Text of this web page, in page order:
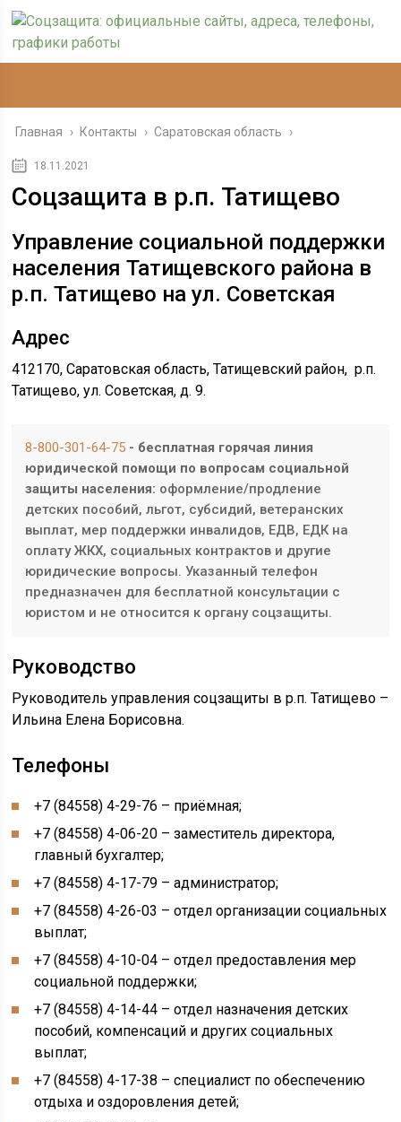
Главная › Контакты › Саратовская область ›
18.11.2021
Соцзащита в р.п. Татищево
Управление социальной поддержки
населения Татищевского района в
р.п. Татищево на ул. Советская
Адрес
412170, Саратовская область, Татищевский район, р.п.
Татищево, ул. Советская, д. 9.
8-800-301-64-75 - бесплатная горячая линия
юридической помощи по вопросам социальной
защиты населения: оформление/продление
детских пособий, льгот, субсидий, ветеранских
выплат, мер поддержки инвалидов, ЕДВ, ЕДК на
оплату ЖКХ, социальных контрактов и другие
юридические вопросы. Указанный телефон
предназначен для бесплатной консультации с
юристом и не относится к органу соцзащиты.
Руководство
Руководитель управления соцзащиты в р.п. Татищево –
Ильина Елена Борисовна.
Телефоны
+7 (84558) 4-29-76 – приёмная;
+7 (84558) 4-06-20 – заместитель директора,
главный бухгалтер;
+7 (84558) 4-17-79 – администратор;
+7 (84558) 4-26-03 – отдел организации социальных
выплат;
+7 (84558) 4-10-04 – отдел предоставления мер
социальной поддержки;
+7 (84558) 4-14-44 – отдел назначения детских
пособий, компенсаций и других социальных
выплат;
+7 (84558) 4-17-38 – специалист по обеспечению
отдыха и оздоровления детей;